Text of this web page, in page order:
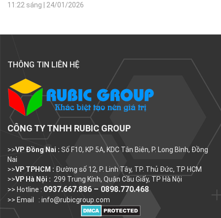
11:22 sáng 24/01/2026
THÔNG TIN LIÊN HỆ
CÔNG TY TNHH RUBIC GROUP
>>VP Đồng Nai : Số F10, KP 5A, KDC Tân Biên, P. Long Bình, Đồng
Nai
>>VP TPHCM : Đường số 12, P. Linh Tây, TP. Thủ Đức, TP HCM
>>VP Hà Nội : 299 Trung Kính, Quận Cầu Giấy, TP Hà Nội
>> Hotline : 0937.667.886 – 0898.770.468
>> Email : info@rubicgroup.com